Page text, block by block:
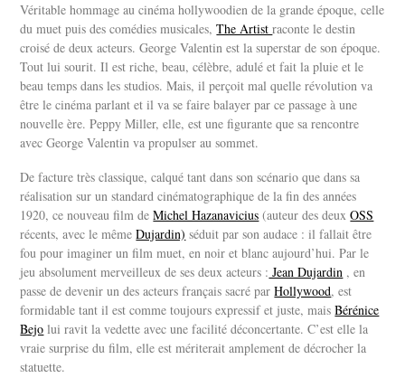
Véritable hommage au cinéma hollywoodien de la grande époque, celle
du muet puis des comédies musicales,The Artistraconte le destin
croisé de deux acteurs. George Valentin est la superstar de son époque.
Tout lui sourit. Il est riche, beau, célèbre, adulé et fait la pluie et le
beau temps dans les studios. Mais, il perçoit mal quelle révolution va
être le cinéma parlant et il va se faire balayer par ce passage à une
nouvelle ère. Peppy Miller, elle, est une figurante que sa rencontre
avec George Valentin va propulser au sommet.
De facture très classique, calqué tant dans son scénario que dans sa
réalisation sur un standard cinématographique de la fin des années
1920, ce nouveau film deMichel Hazanavicius (auteur des deuxOSS
récents, avec le mêmeDujardin) séduit par son audace : il fallait être
fou pour imaginer un film muet, en noir et blanc aujourd’hui. Par le
jeu absolument merveilleux de ses deux acteurs : Jean Dujardin , en
passe de devenir un des acteurs français sacré parHollywood, est
formidable tant il est comme toujours expressif et juste, maisBérénice
Bejo lui ravit la vedette avec une facilité déconcertante. C’est elle la
vraie surprise du film, elle est mériterait amplement de décrocher la
statuette.